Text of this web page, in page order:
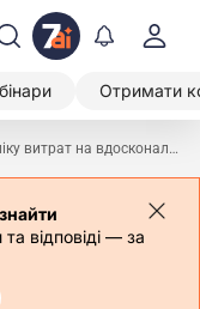
Отримати
Правильність обліку витрат на вдосконалення програмного забезпечення підприємства
відповіді — за